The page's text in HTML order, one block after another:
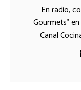
En radio,
Gourmets"
Canal